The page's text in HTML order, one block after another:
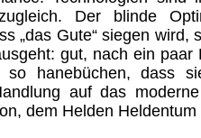
Der blinde
„das Gute“ siegen wird,
gut, nach ein paar
so hanebüchen, dass
auf das
dem Helden